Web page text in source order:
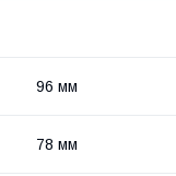
96 мм
78 мм